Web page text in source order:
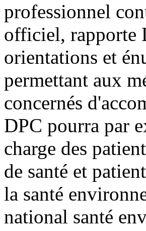
professionnel
officiel, rapporte
orientations et
permettant aux
concernés
DPC pourra par
charge des
de santé et
la santé
national santé